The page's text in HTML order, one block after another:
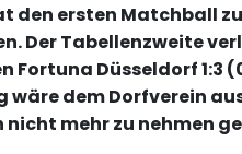
den ersten Matchball
Der Tabellenzweite
Düsseldorf 1:3
wäre dem Dorfverein
mehr zu nehmen